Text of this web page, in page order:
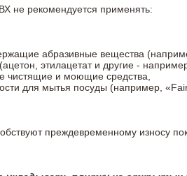
не рекомендуется применять:
абразивные вещества
этилацетат и другие -
чистящие и моющие средства,
для мытья посуды (например,
преждевременному износу